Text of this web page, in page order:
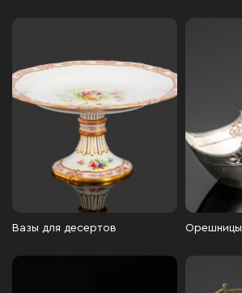
Вазы для десертов Орешницы